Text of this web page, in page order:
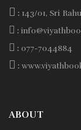
: 143/01, Sri
:
: 077-7044884
:
ABOUT